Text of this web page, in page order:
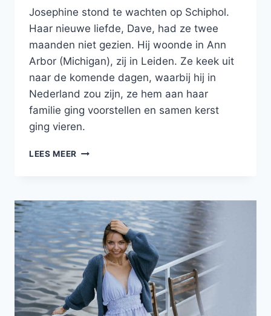
Josephine stond te wachten op Schiphol.
Haar nieuwe liefde, Dave, had ze twee
maanden niet gezien. Hij woonde in Ann
Arbor (Michigan), zij in Leiden. Ze keek uit
naar de komende dagen, waarbij hij in
Nederland zou zijn, ze hem aan haar
familie ging voorstellen en samen kerst
ging vieren.
LEES MEER EEN